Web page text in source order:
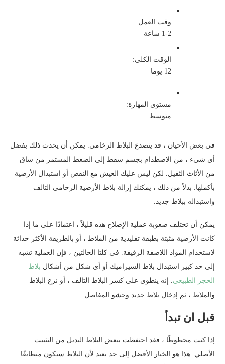
جص المفاصل
وقت العمل:
1-2 ساعة
الوقت الكلي:
12 يوما
مستوى المهارة:
متوسط
في بعض الأحيان ، قد يتصدع البلاط الرخامي. يمكن أن يحدث ذلك بفضل
أي شيء ، من الاصطدام بجسم سقط إلى الضغط المستمر من ساق
من الأثاث الثقيل. لكن ليس عليك العيش مع النقص أو استبدال الأرضية
بأكملها. بدلاً من ذلك ، يمكنك إزالة بلاط الأرضية الرخامي التالف
واستبداله ببلاط جديد.
يمكن أن تختلف صعوبة عملية الإصلاح هذه قليلاً ، اعتمادًا على ما إذا
كانت الأرضية مثبتة بطبقة تقليدية من الملاط ، أو بالطريقة الأكثر حداثة
لاستخدام المواد اللاصقة الرقيقة. في كلتا الحالتين ، فإن العملية تشبه
إلى حد كبير استبدال بلاط السيراميك أو أي شكل من أشكال بلاط
الحجر الطبيعي. إنه ينطوي على كسر البلاط التالف ، أو نزع البلاط
والملاط ، ثم إدخال بلاط جديد وحشو المفاصل.
قبل ان تبدأ
إذا كنت محظوظًا ، فقد احتفظت ببعض البلاط البديل من التثبيت
الأصلي. هذا هو الخيار الأفضل إلى حد بعيد لأن البلاط سيكون متطابقًا